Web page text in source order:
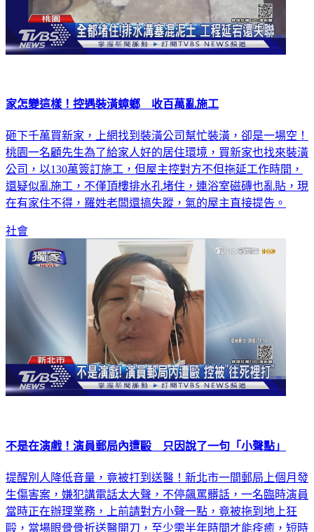
家怎變這樣！控遇裝潢蟑螂 收百萬亂施工
砸下千萬買新家，上網找到裝潢公司幫忙裝潢，卻是一場空！
桃園一名顧先生為了給家人好的居住環境，買新家也找來裝潢
公司，以130萬簽訂施工，但屋主控對方不但拖延工作時間，
還疑似亂施工，不僅頂樓排水孔堵住，連浴室磁磚也亂貼，現
在有家住不得，羅姓老闆還搞失蹤，氣的屋主直接提告。
社會
不是在演戲！演員郵局內遭毆 只因說了一句「小聲點」
提醒別人降低音量，竟被打到送醫！新北市一間郵局上個月發
生傷害案，嫌犯講電話太大聲，不停飆罵髒話，一名臨時演員
當時正在辦理業務，上前請對方小聲一點，竟被拖到地上狂
毆，當場眼骨骨折送醫開刀，至少需半年時間才能痊癒，短時